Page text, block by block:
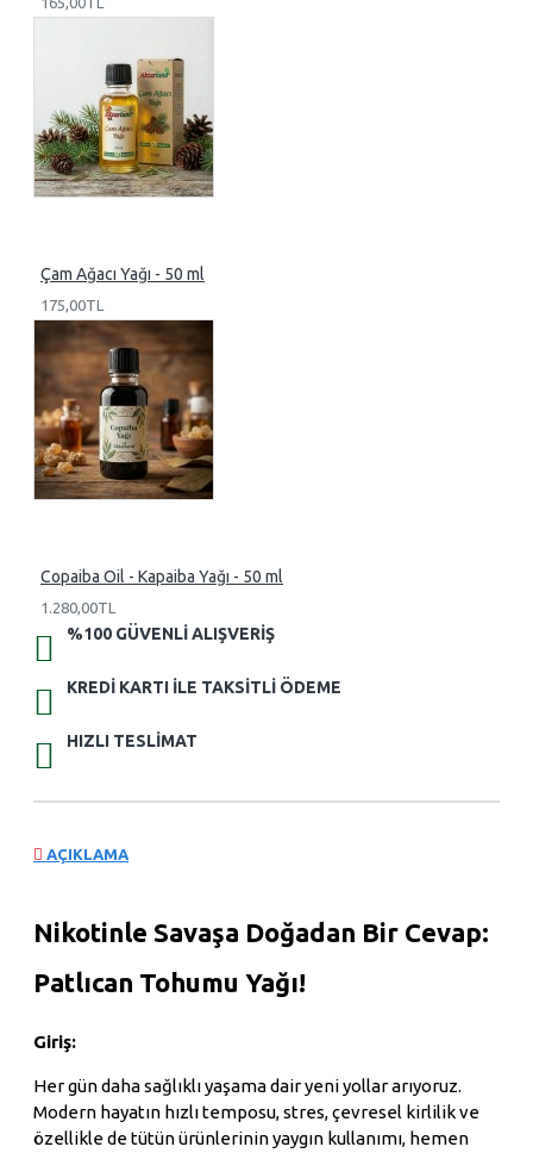
Çam Ağacı Yağı - 50 ml
175,00TL
Copaiba Oil - Kapaiba Yağı - 50 ml
1.280,00TL
%100 GÜVENLI ALIŞVERIŞ
KREDI KARTI ILE TAKSITLI ÖDEME
HIZLI TESLIMAT
AÇIKLAMA
Nikotinle Savaşa Doğadan Bir Cevap:
Patlıcan Tohumu Yağı!
Giriş:
Her gün daha sağlıklı yaşama dair yeni yollar arıyoruz.
Modern hayatın hızlı temposu, stres, çevresel kirlilik ve
özellikle de tütün ürünlerinin yaygın kullanımı, hemen